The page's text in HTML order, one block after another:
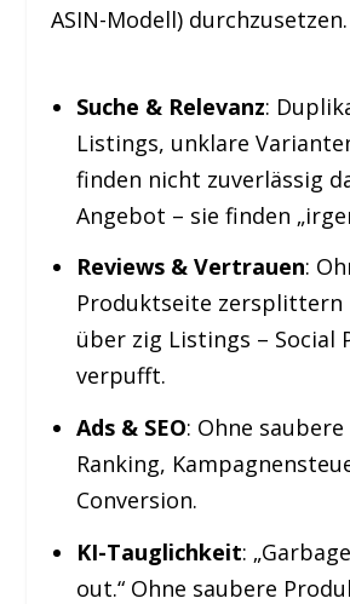
ASIN-Modell)
Suche & Relevanz:
Listings, unklare
finden nicht zuverlässig
Angebot – sie finden
Reviews & Vertrauen:
Produktseite zersplittern
über zig Listings – Social
verpufft.
Ads & SEO: Ohne
Ranking,
Conversion.
KI-Tauglichkeit:
out.“ Ohne saubere